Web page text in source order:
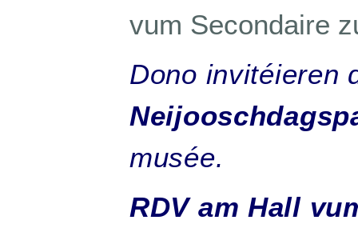
vum Secondaire
Dono invitéieren
musée.
RDV am Hall